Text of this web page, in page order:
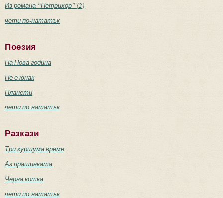
Из романа “Петрихор” (2)
чети по-нататък
Поезия
На Нова година
Не е юнак
Планети
чети по-нататък
Разкази
Три куршума време
Аз прашинката
Черна котка
чети по-нататък